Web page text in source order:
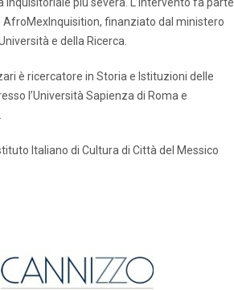
finanziato dal ministero
e della Ricerca.
è ricercatore in Storia e Istituzioni delle
l’Università Sapienza di Roma e
Italiano di Cultura di Città del Messico